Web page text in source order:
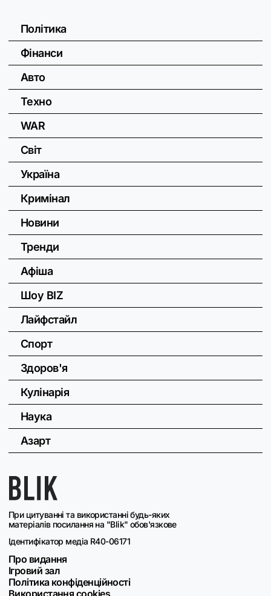
При цитуванні та використанні будь-яких
матеріалів посилання на "Blik" обов'язкове
Ідентифікатор медіа R40-06171
Про видання
Ігровий зал
Політика конфіденційності
Політика
Фінанси
Авто
Техно
WAR
Світ
Україна
Кримінал
Новини
Тренди
Афіша
Шоу BIZ
Лайфстайл
Спорт
Здоров'я
Кулінарія
Наука
Азарт